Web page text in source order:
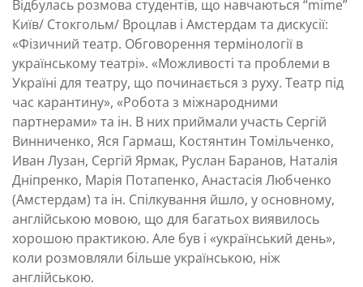
Відбулась розмова студентів, що навчаються “mimе”
Київ/ Стокгольм/ Вроцлав і Амстердам та дискусії:
«Фізичний театр. Обговорення термінології в
українському театрі». «Можливості та проблеми в
Україні для театру, що починається з руху. Театр під
час карантину», «Робота з міжнародними
партнерами» та ін. В них приймали участь Сергій
Винниченко, Яся Гармаш, Костянтин Томільченко,
Иван Лузан, Сергій Ярмак, Руслан Баранов, Наталія
Дніпренко, Марія Потапенко, Анастасія Любченко
(Амстердам) та ін. Спілкування йшло, у основному,
англійською мовою, що для багатьох виявилось
хорошою практикою. Але був і «український день»,
коли розмовляли більше українською, ніж
англійською.